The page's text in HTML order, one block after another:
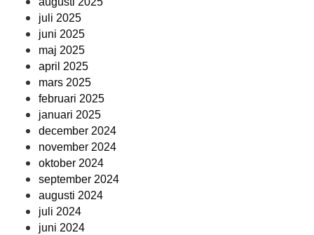
juli 2025
juni 2025
maj 2025
april 2025
mars 2025
februari 2025
januari 2025
december 2024
november 2024
oktober 2024
september 2024
augusti 2024
juli 2024
juni 2024